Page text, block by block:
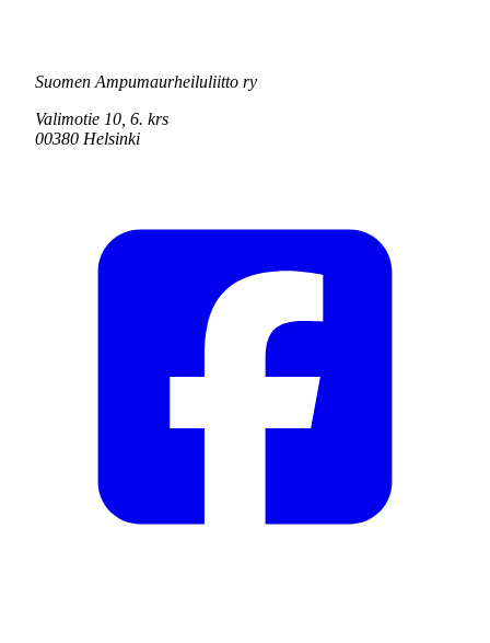
Suomen Ampumaurheiluliitto ry
Valimotie 10, 6. krs
00380 Helsinki